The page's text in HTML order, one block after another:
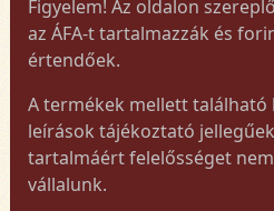
Figyelem! Az oldalon
az ÁFA-t tartalmazzák és
értendőek.
A termékek mellett található
leírások tájékoztató
tartalmáért felelősséget nem
vállalunk.